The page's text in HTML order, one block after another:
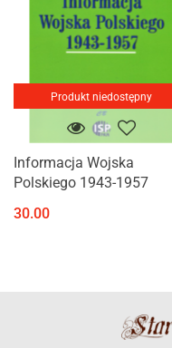
Produkt niedostępny
Informacja Wojska
Polskiego 1943-1957
30.00